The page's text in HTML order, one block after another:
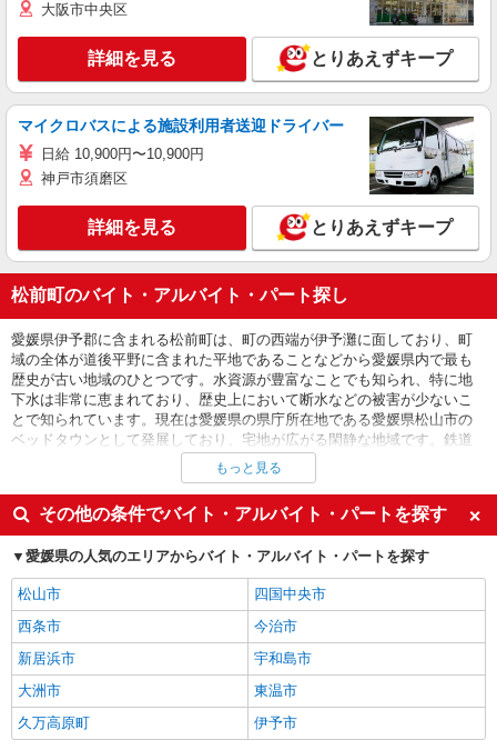
大阪市中央区
詳細を見る とりあえずキープ
マイクロバスによる施設利用者送迎ドライバー
日給 10,900円〜10,900円
神戸市須磨区
詳細を見る とりあえずキープ
松前町のバイト・アルバイト・パート探し
愛媛県伊予郡に含まれる松前町は、町の西端が伊予灘に面しており、町
域の全体が道後平野に含まれた平地であることなどから愛媛県内で最も
歴史が古い地域のひとつです。水資源が豊富なことでも知られ、特に地
下水は非常に恵まれており、歴史上において断水などの被害が少ないこ
とで知られています。現在は愛媛県の県庁所在地である愛媛県松山市の
ベッドタウンとして発展しており、宅地が広がる閑静な地域です。鉄道
は、町の西部を南北に貫く伊予鉄道郡中線に岡田駅、古泉駅、松前駅、
地蔵町駅が、町の東部を南北に通るJR四国予讃線に北伊予駅、伊予横田
駅が設置されており、隣接する松山市やそのほかの自治体へのアクセス
が良い地域です。道路は町の北部から南部にかけて国道５６号が通って
いるほか、愛媛県道１６号、２２号を中心とした複数の幹線道路が開通
しています。松前町にある食品工場では、短期・長期それぞれ製造、製
造管理、倉庫内軽作業、フォークリフトオペレーター、機械オペレータ
ー、機械洗浄、配送、清掃、警備員、ドライバーの求人があるほか、工
場内の食堂では調理スタッフ、売店では接客・販売のパートスタッフを
募集しています。また、町内にある大型複合商業施設ではアパレルショ
ップ、雑貨店、書店、スーパーでの接客・販売スタッフの求人があり、
ファミレスやファーストフード店では高校生可のバイトを募集していま
す。かつては漁村としても栄えた歴史を持つ松前町では、松山などの市
街地や近郊の農村に新鮮な魚介類を行商していた「おたたさん」と呼ば
れる女性達がいました。おたたさんは地引網漁でとれた魚介類を頭の上
もっと見る
その他の条件でバイト・アルバイト・パートを探す
愛媛県の人気のエリアからバイト・アルバイト・パートを探す
松山市
四国中央市
西条市
今治市
新居浜市
宇和島市
大洲市
東温市
久万高原町
伊予市